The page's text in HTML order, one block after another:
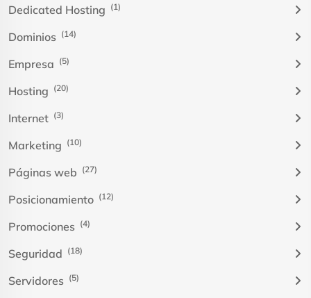
Dedicated Hosting (1)
Dominios (14)
Empresa (5)
Hosting (20)
Internet (3)
Marketing (10)
Páginas web (27)
Posicionamiento (12)
Promociones (4)
Seguridad (18)
Servidores (5)